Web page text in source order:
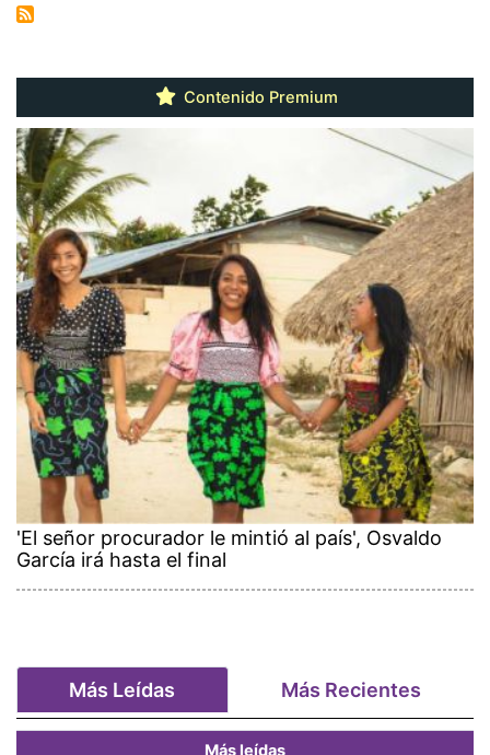
Contenido Premium
'El señor procurador le mintió al país', Osvaldo
García irá hasta el final
Más Leídas Más Recientes
Más leídas